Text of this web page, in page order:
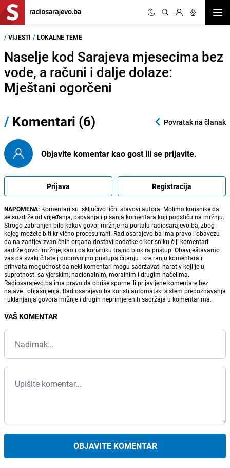
/ VIJESTI / LOKALNE TEME
Naselje kod Sarajeva mjesecima bez
vode, a računi i dalje dolaze:
Mještani ogorčeni
/ Komentari (6) Povratak na članak
Objavite komentar kao gost ili se prijavite.
Prijava Registracija
NAPOMENA: Komentari su isključivo lični stavovi autora. Molimo korisnike da
se suzdrže od vrijeđanja, psovanja i pisanja komentara koji podstiču na mržnju.
Strogo zabranjen bilo kakav govor mržnje na portalu radiosarajevo.ba, zbog
kojeg možete biti krivično procesuirani. Radiosarajevo.ba ima pravo i obavezu
da na zahtjev zvaničnih organa dostavi podatke o korisniku čiji komentari
sadrže govor mržnje, kao i da korisniku trajno blokira pristup. Obaviještavamo
vas da svaki čitatelj dobrovoljno pristupa čitanju i kreiranju komentara i
prihvata mogućnost da neki komentari mogu sadržavati narativ koji je u
suprotnosti sa vjerskim, nacionalnim, moralnim i drugim načelima.
Radiosarajevo.ba ima pravo da obriše sporne ili prijavljene komentare bez
najave i objašnjenja. Radiosarajevo.ba koristi automatski sistem prepoznavanja
i uklanjanja govora mržnje i drugih neprimjerenih sadržaja u komentarima.
VAŠ KOMENTAR
OBJAVITE KOMENTAR